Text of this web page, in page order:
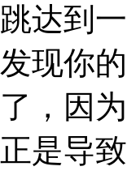
跳达到
发现你
了，因
正是导